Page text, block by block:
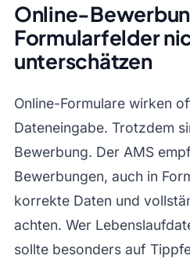
Online-
Formularfelder
unterschätzen
Online-Formulare wirken
Dateneingabe. Trotzdem
Bewerbung. Der AMS
Bewerbungen, auch in
korrekte Daten und
achten. Wer
sollte besonders auf